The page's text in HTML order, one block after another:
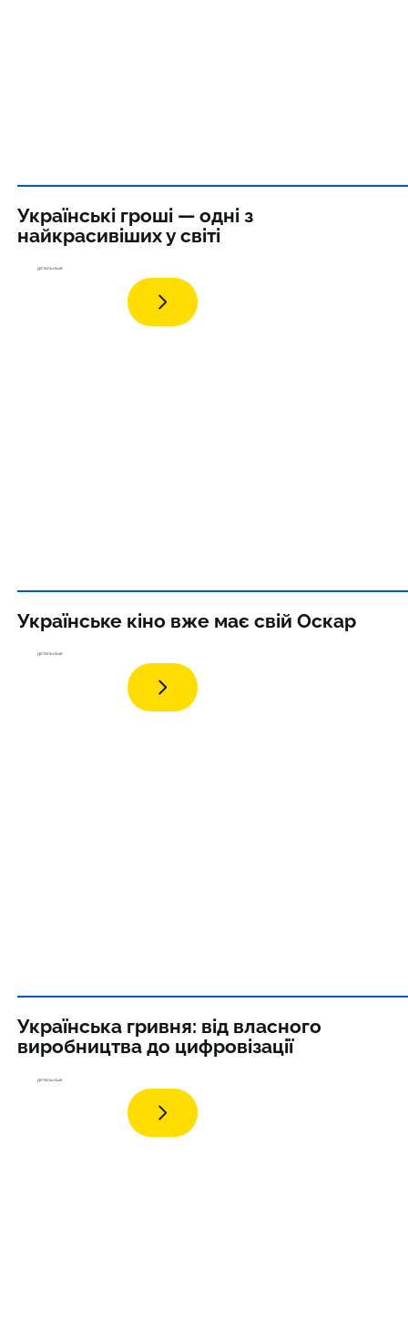
Українське кіно вже має свій Оскар
детальніше
Українські гроші — одні з
найкрасивіших у світі
детальніше
Українська гривня: від власного
виробництва до цифровізації
детальніше